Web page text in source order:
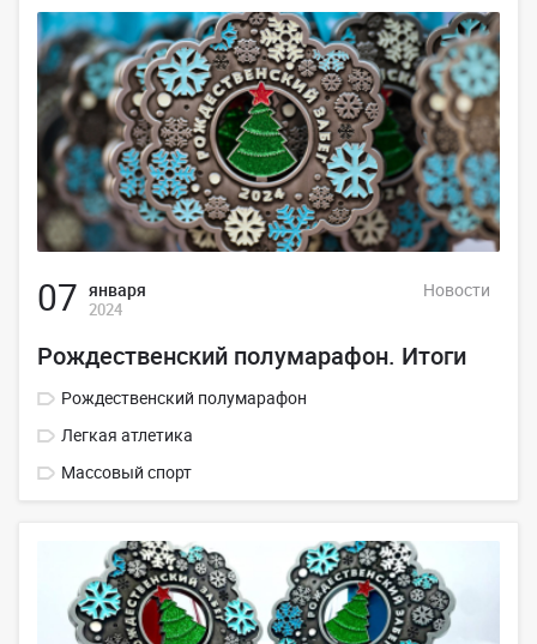
07 января
2024
Новости
Рождественский полумарафон. Итоги
Рождественский полумарафон
Легкая атлетика
Массовый спорт